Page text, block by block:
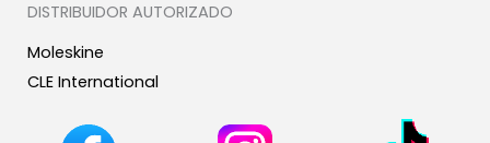
DISTRIBUIDOR AUTORIZADO
Moleskine
CLE International